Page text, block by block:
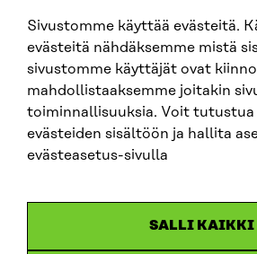
Sivustomme käyttää evästeitä.
evästeitä nähdäksemme mistä
sivustomme käyttäjät ovat
mahdollistaaksemme joitakin
toiminnallisuuksia. Voit
evästeiden sisältöön ja hallita
evästeasetus-sivulla
SALLI KAIKKI
SITRA SOSIAALISESSA MEDIASSA
LinkedIn
Instagram
YouTube